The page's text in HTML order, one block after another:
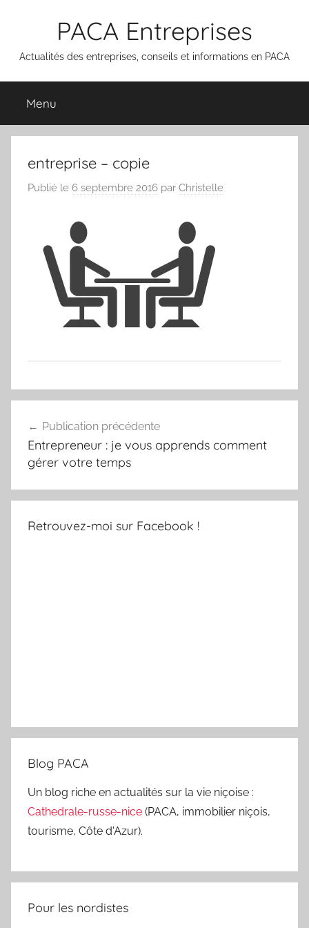
PACA Entreprises
Actualités des entreprises, conseils et informations en PACA
Menu
entreprise – copie
Publié le 6 septembre 2016 par Christelle
de
l’article
Publication précédente
Entrepreneur : je vous apprends comment
gérer votre temps
Retrouvez-moi sur Facebook !
Blog PACA
Un blog riche en actualités sur la vie niçoise :
Cathedrale-russe-nice (PACA, immobilier niçois,
tourisme, Côte d'Azur).
Pour les nordistes